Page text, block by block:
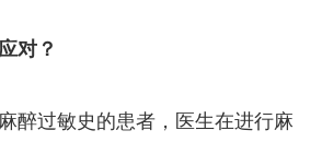
对？
醉过敏史的患者，医生在进行麻